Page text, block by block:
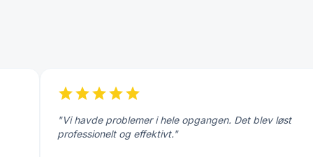
starstarstarstarstar
"Vi havde problemer i hele opgangen. Det blev løst
professionelt og effektivt."